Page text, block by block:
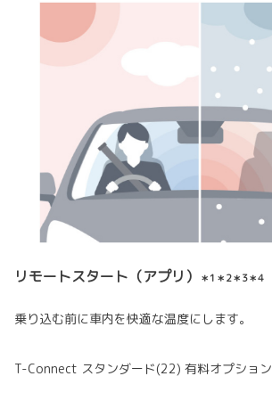
リモートスタート（アプリ） ＊1＊2＊3＊4
乗り込む前に車内を快適な温度にします。
T-Connect スタンダード(22) 有料オプション